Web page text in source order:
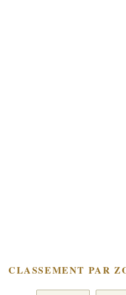
CLASSEMENT PAR